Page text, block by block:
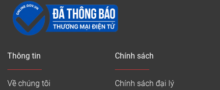
Thông tin
Về chúng tôi
Chính sách
Chính sách đại lý